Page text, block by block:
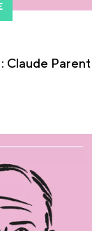
Claude Parent